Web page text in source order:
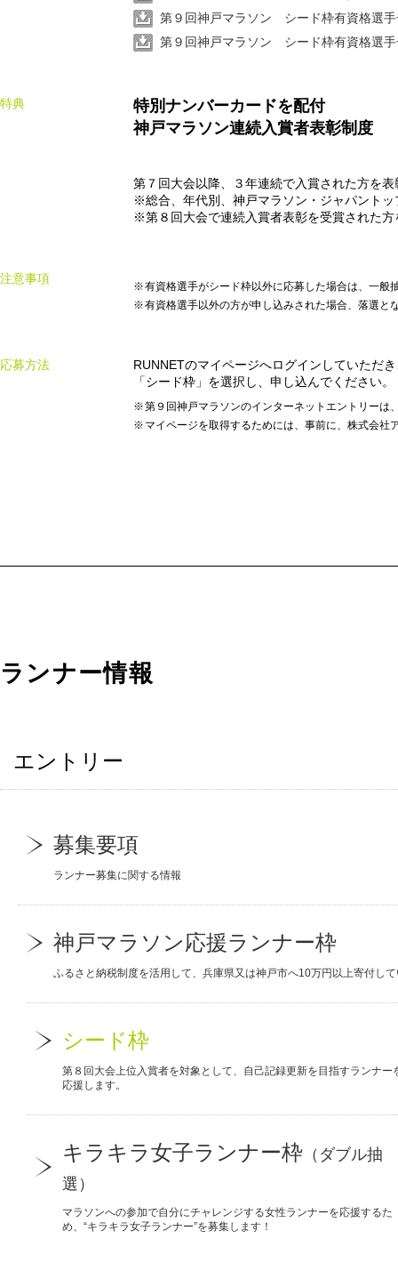
第９回神戸マラソン シード枠有資格選
第９回神戸マラソン シード枠有資格選
特典
特別ナンバーカードを配付
神戸マラソン連続入賞者表彰制度
第７回大会以降、３年連続で入賞された方を表
※総合、年代別、神戸マラソン・ジャパント
※第８回大会で連続入賞者表彰を受賞された方
注意事項
有資格選手がシード枠以外に応募した場合は、一般
有資格選手以外の方が申し込みされた場合、落選と
応募方法
RUNNETのマイページへログインしていただ
「シード枠」を選択し、申し込んでください。
第９回神戸マラソンのインターネットエントリー
マイページを取得するためには、事前に、株式会
ランナー情報
エントリー
募集要項
ランナー募集に関する情報
神戸マラソン応援ランナー枠
ふるさと納税制度を活用して、兵庫県又は神戸市へ10万円以上寄付し
シード枠
第８回大会上位入賞者を対象として、自己記録更新を目指すランナー
応援します。
キラキラ女子ランナー枠 （ダブル抽
選）
マラソンへの参加で自分にチャレンジする女性ランナーを応援するた
め、“キラキラ女子ランナー”を募集します！